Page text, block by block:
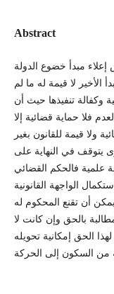
Abstract
إعلاء مبدأ خضوع الدولة
الأخير لا قيمة له ما لم
وكفالة تنفيذها حيث أن
فلا حماية قضائية إلا
ولا قيمة للقانون بغير
يتوقف في النهاية على
علمية فالحكم القضائي
الواجهة القانونية
أن تقنع المحكوم له
بالحق وإن كانت لا
الحق إمكانية تحويله